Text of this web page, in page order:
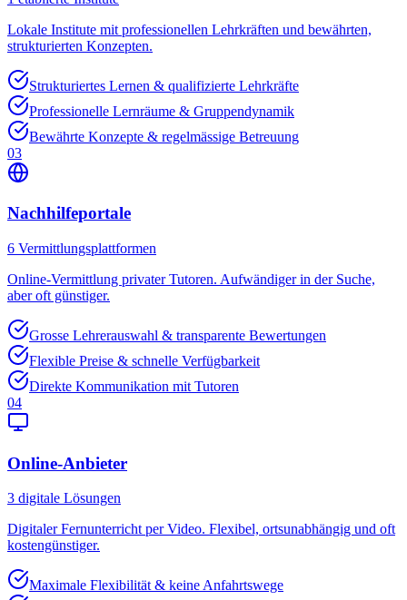
Lokale Institute mit professionellen Lehrkräften und bewährten,
strukturierten Konzepten.
Strukturiertes Lernen & qualifizierte Lehrkräfte
Professionelle Lernräume & Gruppendynamik
Bewährte Konzepte & regelmässige Betreuung
03
Nachhilfeportale
6 Vermittlungsplattformen
Online-Vermittlung privater Tutoren. Aufwändiger in der Suche,
aber oft günstiger.
Grosse Lehrerauswahl & transparente Bewertungen
Flexible Preise & schnelle Verfügbarkeit
Direkte Kommunikation mit Tutoren
04
Online-Anbieter
3 digitale Lösungen
Digitaler Fernunterricht per Video. Flexibel, ortsunabhängig und oft
kostengünstiger.
Maximale Flexibilität & keine Anfahrtswege